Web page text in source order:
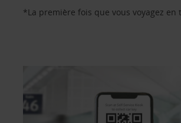
*La première fois que vous voyagez